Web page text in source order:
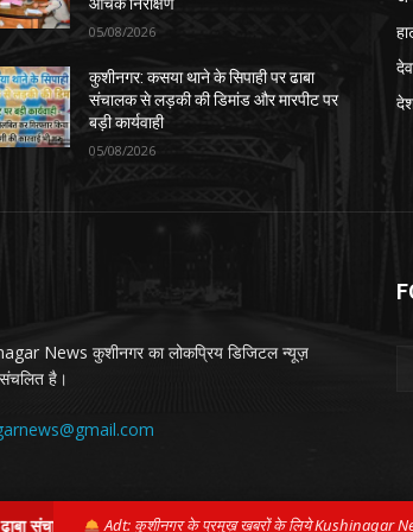
औचक निरीक्षण
05/08/2026
कुशीनगर: कसया थाने के सिपाही पर ढाबा
संचालक से लड़की की डिमांड और मारपीट पर
बड़ी कार्यवाही
05/08/2026
News कुशीनगर का लोकप्रिय डिजिटल न्यूज़
है।
लड़की की डिमांड और मारपीट पर बड़ी कार्यवाही |
Adt: कुशीनगर के प्रमुख़ खबरों के लिये Kushinagar